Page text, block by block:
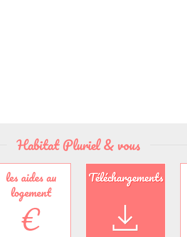
Habitat Pluriel & vous
les aides au
logement
Téléchargements